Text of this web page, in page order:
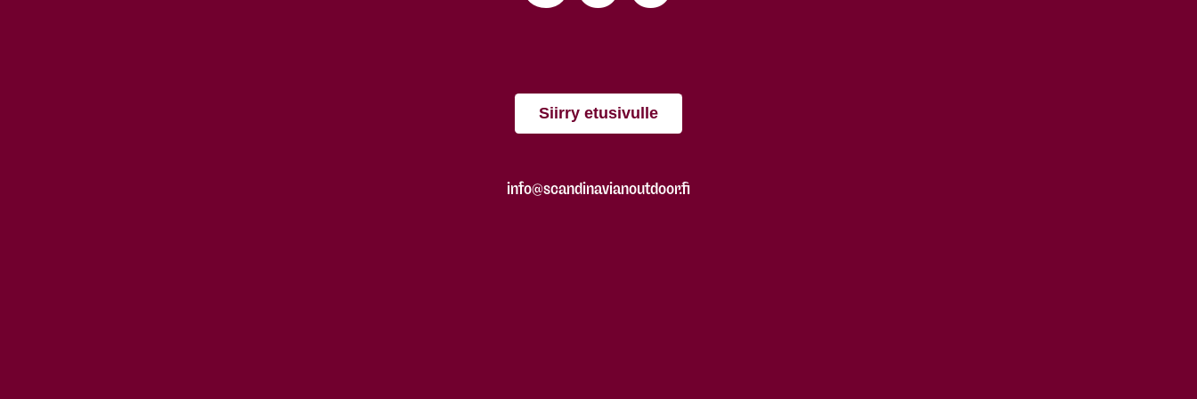
Siirry etusivulle
info@scandinavianoutdoor.fi